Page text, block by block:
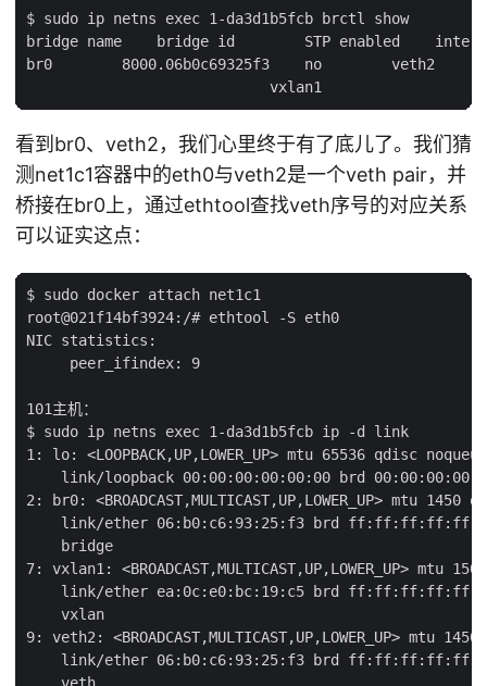
$ sudo ip netns exec 1-da3d1b5fcb brctl show
bridge name    bridge id        STP enabled
br0        8000.06b0c69325f3    no        veth2
看到br0、veth2，我们心里终于有了底儿了。我们猜
测net1c1容器中的eth0与veth2是一个veth pair，并
桥接在br0上，通过ethtool查找veth序号的对应关系
可以证实这点：
$ sudo docker attach net1c1
root@021f14bf3924:/# ethtool -S eth0
NIC statistics:
     peer_ifindex: 9
101主机：
$ sudo ip netns exec 1-da3d1b5fcb ip -d link
1: lo: <LOOPBACK,UP,LOWER_UP> mtu 65536 qdisc noqueue
link/loopback 00:00:00:00:00:00 brd
2: br0: <BROADCAST,MULTICAST,UP,LOWER_UP> mtu
link/ether 06:b0:c6:93:25:f3 brd
    bridge
7: vxlan1: <BROADCAST,MULTICAST,UP,LOWER_UP> mtu
link/ether ea:0c:e0:bc:19:c5 brd
    vxlan
9: veth2: <BROADCAST,MULTICAST,UP,LOWER_UP> mtu
link/ether 06:b0:c6:93:25:f3 brd